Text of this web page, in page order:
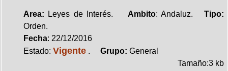
Area: Leyes de Interés. Ambito: Andaluz.Tipo:
Orden.
Fecha: 22/12/2016
Estado: Vigente . Grupo: General
Tamaño:3 kb